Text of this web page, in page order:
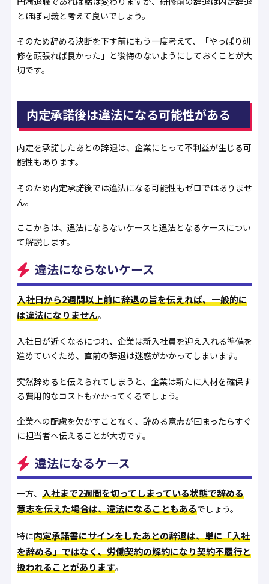
とほぼ同義と考えて良いでしょう。
そのため辞める決断を下す前にもう一度考えて、「やっぱり研
修を頑張れば良かった」と後悔のないようにしておくことが大
切です。
内定承諾後は違法になる可能性がある
内定を承諾したあとの辞退は、企業にとって不利益が生じる可
能性もあります。
そのため内定承諾後では違法になる可能性もゼロではありませ
ん。
ここからは、違法にならないケースと違法となるケースについ
て解説します。
違法にならないケース
入社日から2週間以上前に辞退の旨を伝えれば、一般的に
は違法になりません。
入社日が近くなるにつれ、企業は新入社員を迎え入れる準備を
進めていくため、直前の辞退は迷惑がかかってしまいます。
突然辞めると伝えられてしまうと、企業は新たに人材を確保す
る費用的なコストもかかってくるでしょう。
企業への配慮を欠かすことなく、辞める意志が固まったらすぐ
に担当者へ伝えることが大切です。
違法になるケース
一方、 入社まで2週間を切ってしまっている状態で辞める
意志を伝えた場合は、違法になることもあるでしょう。
特に内定承諾書にサインをしたあとの辞退は、単に「入社
を辞める」ではなく、労働契約の解約になり契約不履行と
扱われることがあります。